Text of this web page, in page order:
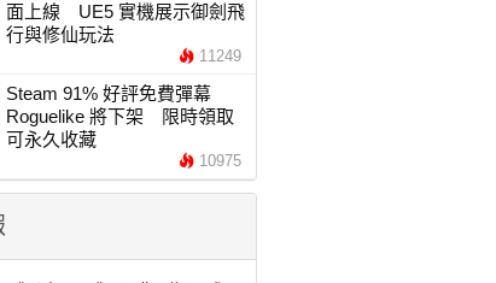
面上線 UE5 實機展示御劍飛
行與修仙玩法
11249
Steam 91% 好評免費彈幕
Roguelike 將下架 限時領取
可永久收藏
10975